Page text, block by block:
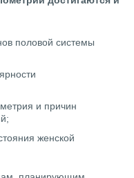
половой системы
и причин
женской